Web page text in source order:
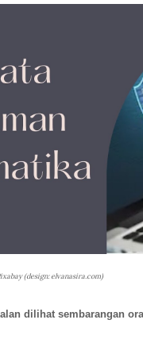
(design: elvanasira.com)
dilihat sembarangan